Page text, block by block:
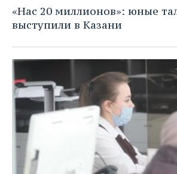
НЕФТЕХИМИЯ
НЕФТЬ
ОПК
ЭНЕРГЕТИКА
РОЗНИЧНАЯ ТОРГОВЛЯ
ТРАНСПОРТ
УСЛУГИ
НОВОСТИ ТЕХНОЛОГИЙ
IT
МЕДИА
ТЕЛЕКОММУНИКАЦИИ
МЕРОПРИЯТИЯ
НОВОСТИ МЕРОПРИЯТИЙ
ВЫЕЗДНАЯ РЕДАКЦИЯ
БИЗНЕС-БРАНЧИ
ONLINE-КОНФЕРЕНЦИИ
ОТКРЫТАЯ ЛЕКЦИЯ
СПОРТ
НОВОСТИ СПОРТА
ФУТБОЛ
ХОККЕЙ
БАСКЕТБОЛ
ОБЩЕСТВО
НОВОСТИ ОБЩЕСТВА
ВЛАСТЬ
ИНФРАСТРУКТУРА
ФОТОГАЛЕРЕЯ
СЮЖЕТЫ
СПРАВОЧНИК
«Нас 20 миллионов»: юные
выступили в Казани